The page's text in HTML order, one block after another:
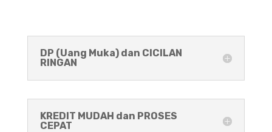
DP (Uang Muka) dan CICILAN
RINGAN
KREDIT MUDAH dan PROSES
CEPAT